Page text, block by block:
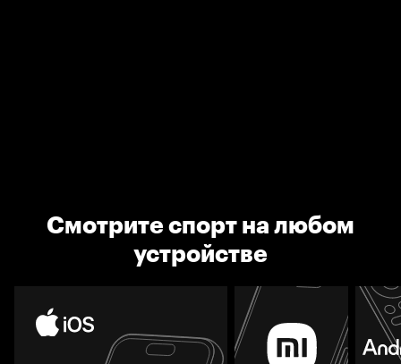
Смотрите спорт на любом
устройстве